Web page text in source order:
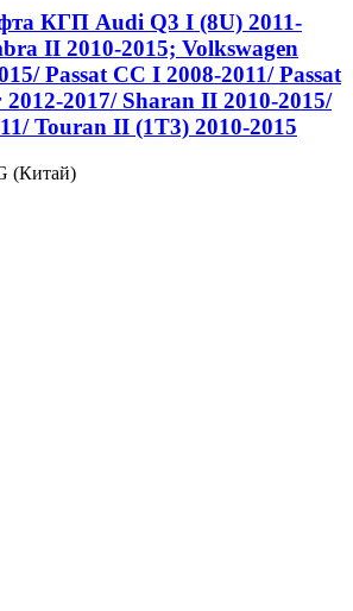
КГП Audi Q3 I (8U) 2011-
II 2010-2015; Volkswagen
Passat CC I 2008-2011/ Passat
2012-2017/ Sharan II 2010-2015/
Touran II (1T3) 2010-2015
(Китай)